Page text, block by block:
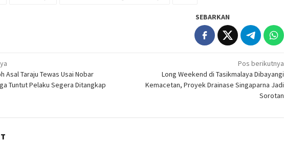
SEBARKAN
Asal Taraju Tewas Usai Nobar
Tuntut Pelaku Segera Ditangkap
Pos berikutnya
Long Weekend di Tasikmalaya Dibayangi
Kemacetan, Proyek Drainase Singaparna Jadi
Sorotan